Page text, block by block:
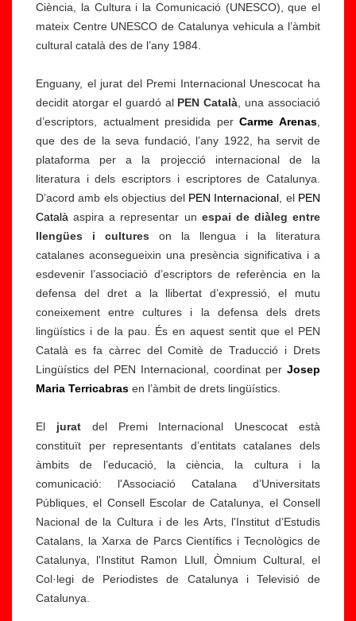
Ciència, la Cultura i la Comunicació (UNESCO), que el
mateix Centre UNESCO de Catalunya vehicula a l’àmbit
cultural català des de l’any 1984.
Enguany, el jurat del Premi Internacional Unescocat ha
decidit atorgar el guardó al PEN Català , una associació
d’escriptors, actualment presidida perCarme Arenas
que des de la seva fundació, l’any 1922, ha servit de
plataforma per a la projecció internacional de la
literatura i dels escriptors i escriptores de Catalunya.
D’acord amb els objectius del PEN Internacional , el PEN
Català aspira a representar un espai de diàleg entre
llengües i cultures on la llengua i la literatura
catalanes aconsegueixin una presència significativa i a
esdevenir l’associació d’escriptors de referència en la
defensa del dret a la llibertat d’expressió, el mutu
coneixement entre cultures i la defensa dels drets
lingüístics i de la pau. És en aquest sentit que el PEN
Català es fa càrrec del Comitè de Traducció i Drets
Lingüístics del PEN Internacional, coordinat per Josep
Maria Terricabras en l’àmbit de drets lingüístics.
El juratdel Premi Internacional Unescocat està
constituït per representants d’entitats catalanes dels
àmbits de l’educació, la ciència, la cultura i la
comunicació: l'Associació Catalana d’Universitats
Públiques, el Consell Escolar de Catalunya, el Consell
Nacional de la Cultura i de les Arts, l'Institut d’Estudis
Catalans, la Xarxa de Parcs Científics i Tecnològics de
Catalunya, l'Institut Ramon Llull, Òmnium Cultural, el
Col·legi de Periodistes de Catalunya i Televisió de
Catalunya.
L
e
s
r